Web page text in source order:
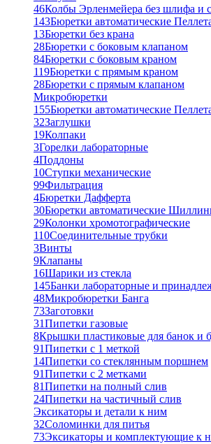
46Колбы Эрленмейера без шлифа и
143Бюретки автоматические
13Бюретки без крана
28Бюретки с боковым клапаном
84Бюретки с боковым краном
119Бюретки с прямым краном
28Бюретки с прямым клапаном
Микробюретки
155Бюретки автоматические
32Заглушки
19Колпаки
3Горелки лабораторные
4Поддоны
10Ступки механические
99Фильтрация
4Бюретки Дафферта
30Бюретки автоматические
29Колонки хромотографические
110Соединительные трубки
3Винты
9Клапаны
16Шарики из стекла
145Банки лабораторные и
48Микробюретки Банга
73Заготовки
31Пипетки газовые
8Крышки пластиковые для банок и
91Пипетки с 1 меткой
14Пипетки со стеклянным поршнем
91Пипетки с 2 метками
81Пипетки на полный слив
24Пипетки на частичный слив
Эксикаторы и детали к ним
32Соломинки для питья
73Эксикаторы и комплектующие к